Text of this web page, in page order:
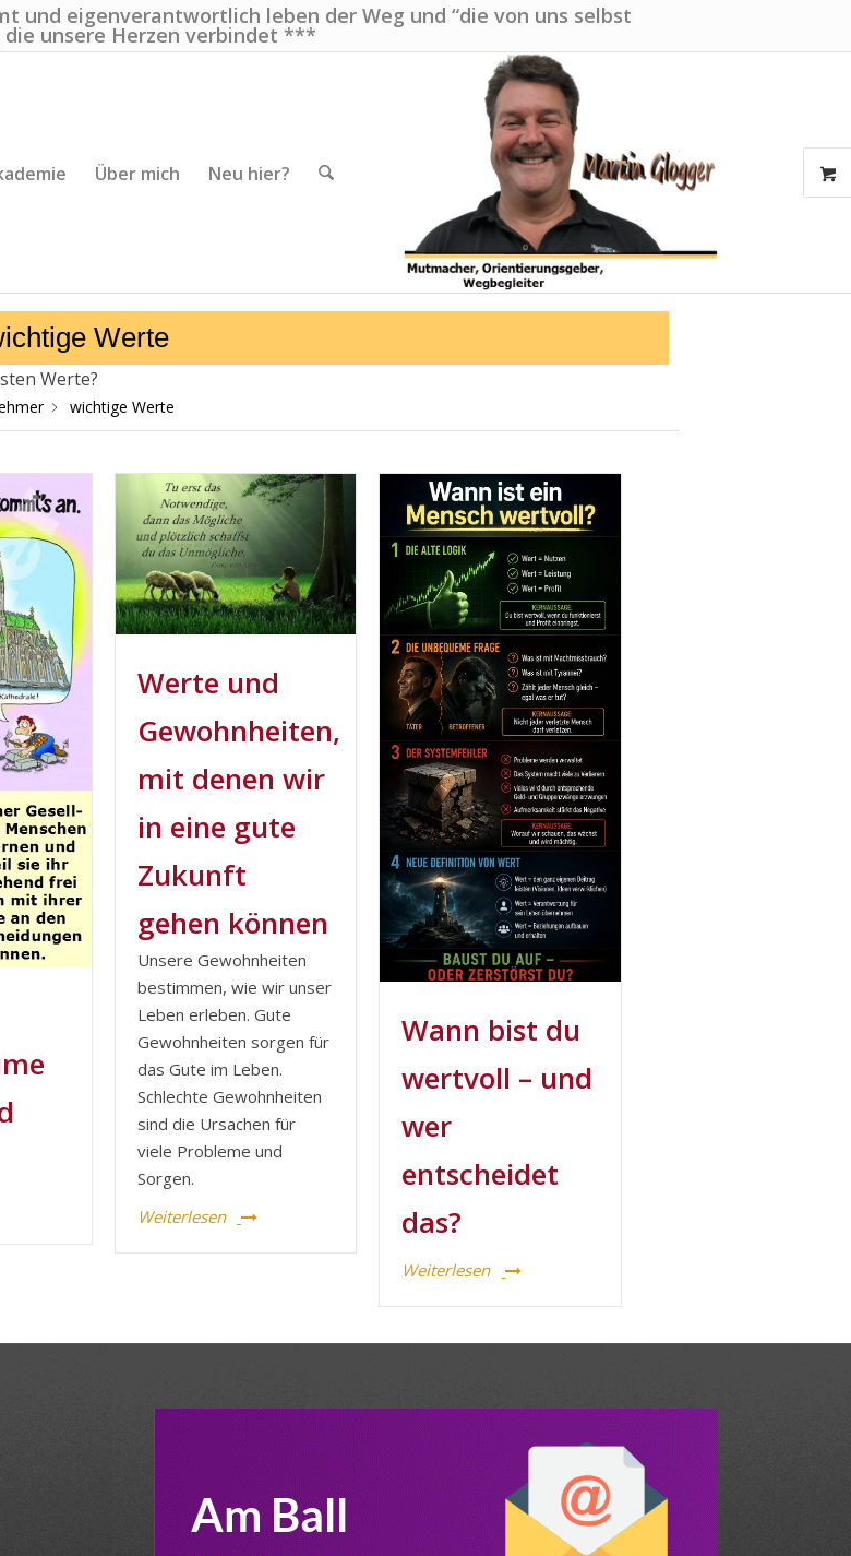
und eigenverantwortlich leben der Weg und “die von uns selbst
unsere Herzen verbindet ***
Über mich Neu hier?
Werte
Werte?
wichtige Werte
Werte und
Gewohnheiten,
mit denen wir
in eine gute
Zukunft
gehen können
Unsere Gewohnheiten
bestimmen, wie wir unser
Leben erleben. Gute
Gewohnheiten sorgen für
das Gute im Leben.
Schlechte Gewohnheiten
sind die Ursachen für
viele Probleme und
Sorgen.
Weiterlesen
Wann bist du
wertvoll – und
wer
entscheidet
das?
Weiterlesen